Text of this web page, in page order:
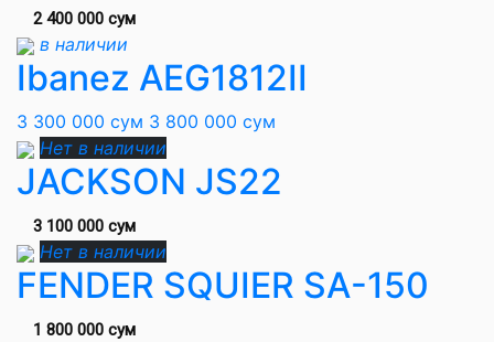
2 400 000 сум
в наличии
Ibanez AEG1812II
3 300 000 сум 3 800 000 сум
Нет в наличии
JACKSON JS22
3 100 000 сум
Нет в наличии
FENDER SQUIER SA-150
1 800 000 сум